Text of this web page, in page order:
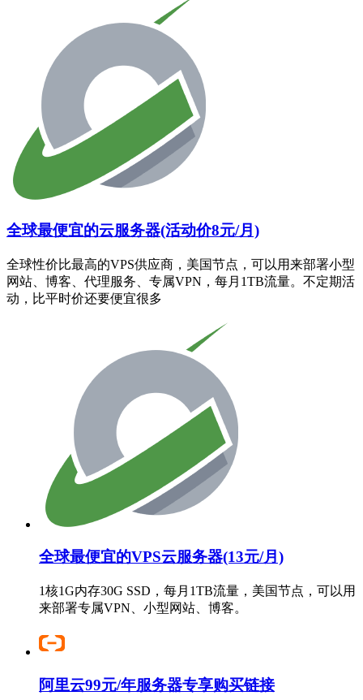
全球最便宜的云服务器(活动价8元/月)
全球性价比最高的VPS供应商，美国节点，可以用来部署小型
网站、博客、代理服务、专属VPN，每月1TB流量。不定期活
动，比平时价还要便宜很多
全球最便宜的VPS云服务器(13元/月)
1核1G内存30G SSD，每月1TB流量，美国节点，可以用
来部署专属VPN、小型网站、博客。
阿里云99元/年服务器专享购买链接